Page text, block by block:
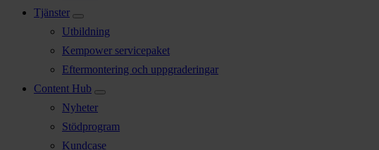
Tjänster
Utbildning
Kempower servicepaket
Eftermontering och uppgraderingar
Content Hub
Nyheter
Stödprogram
Kundcase